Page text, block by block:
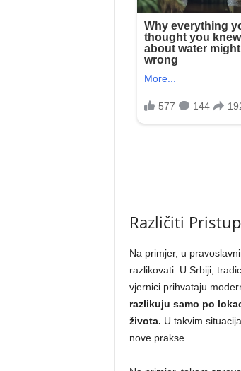
Različiti
Na primjer, u
razlikovati. U Srbiji,
vjernici prihvataju
razlikuju samo po
života. U takvim
nove prakse.